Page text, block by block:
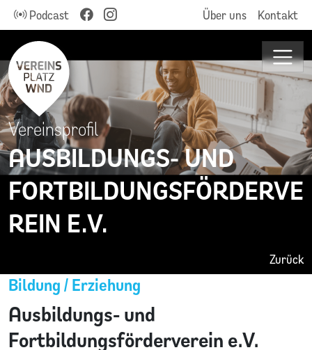
Podcast Über uns Kontakt
AUSBILDUNGS- UND
FORTBILDUNGSFÖRDERVE
REIN E.V.
Vereinsprofil
Zurück
Ausbildungs- und
Fortbildungsförderverein e.V.
Bildung / Erziehung